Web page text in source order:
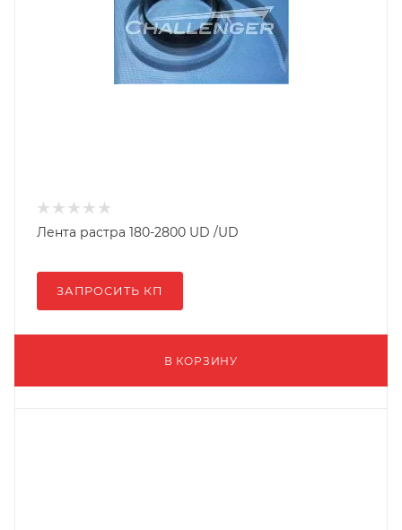
Лента растра 180-2800 UD /UD
ЗАПРОСИТЬ КП
В КОРЗИНУ